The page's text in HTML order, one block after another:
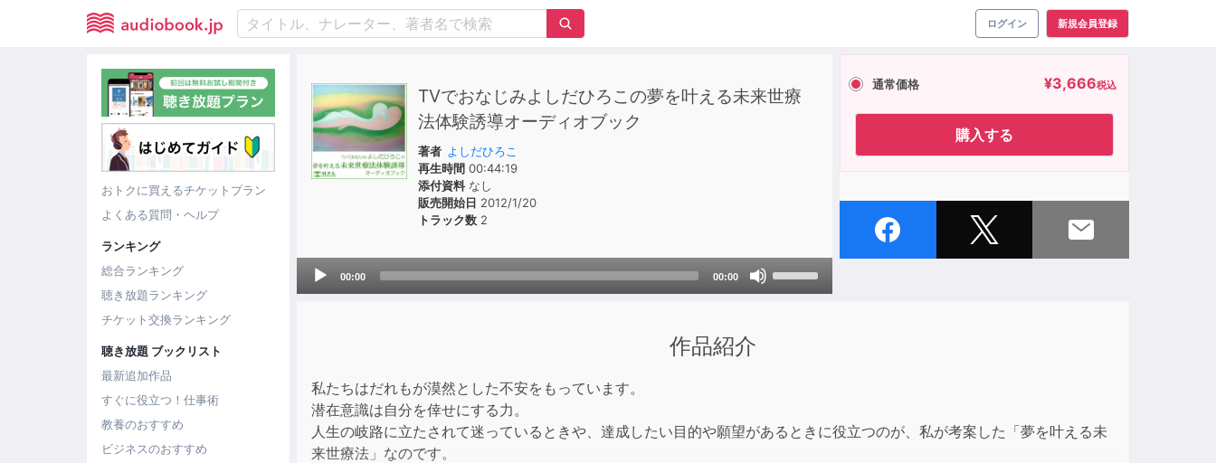
ログイン 新規会員登録
おトクに買えるチケットプラン
よくある質問・ヘルプ
ランキング
総合ランキング
聴き放題ランキング
チケット交換ランキング
聴き放題 ブックリスト
最新追加作品
すぐに役立つ！仕事術
教養のおすすめ
ビジネスのおすすめ
TVでおなじみよしだひろこの夢を叶える未来世療
法体験誘導オーディオブック
著者 よしだひろこ
再生時間00:44:19
添付資料なし
販売開始日 2012/1/20
トラック数2
Audio
00:00 00:00
volume.
通常価格 ¥3,666税込
購入する
作品紹介
私たちはだれもが漠然とした不安をもっています。
潜在意識は自分を倖せにする力。
人生の岐路に立たされて迷っているときや、達成したい目的や願望があるときに役立つのが、私が考案した「夢を叶える未
来世療法」なのです。